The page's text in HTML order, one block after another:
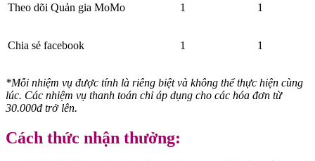
Theo dõi Quản gia MoMo 1 1
Chia sẻ facebook 1 1
*Mỗi nhiệm vụ được tính là riêng biệt và không thể thực hiện cùng
lúc. Các nhiệm vụ thanh toán chỉ áp dụng cho các hóa đơn từ
30.000đ trở lên.
Cách thức nhận thưởng: